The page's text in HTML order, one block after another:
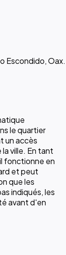
Escondido, Oax.
le quartier
un accès
ville. En tant
fonctionne en
et peut
que les
indiqués, les
avant d'en